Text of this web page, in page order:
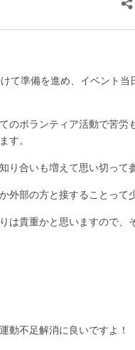
て準備を進め、イベント
のボランティア活動で苦
す。
り合いも増えて思い切って
部の方と接することって
は貴重かと思いますので、
動不足解消に良いですよ！